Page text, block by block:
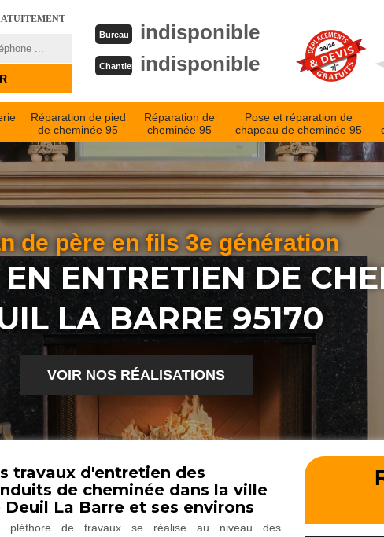
Bureau indisponible
Chantier indisponible
Réparation de pied
de cheminée 95
Réparation de
cheminée 95
Pose et réparation de
chapeau de cheminée 95
de père en fils 3e génération
ENTRETIEN DE
LA BARRE 95170
VOIR NOS RÉALISATIONS
travaux d'entretien des
de cheminée dans la ville
Deuil La Barre et ses environs
pléthore de travaux se réalise au niveau des